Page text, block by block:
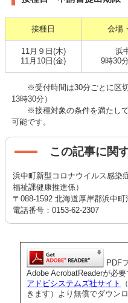
接種日 会場
11月９日(木)
11月10日(金)
浜
9時30
※受付時間は30分ごとに区切
13時30分）
※接種対象の条件を満たして
可能です。
この記事に関
浜中町新型コロナウイルス感染
福祉課健康推進係）
〒088-1592 北海道厚岸郡浜中町
電話番号：0153-62-2307
PDF
Adobe AcrobatReaderが必要
アドビシステムズ社サイト
きます）より無償でダウン